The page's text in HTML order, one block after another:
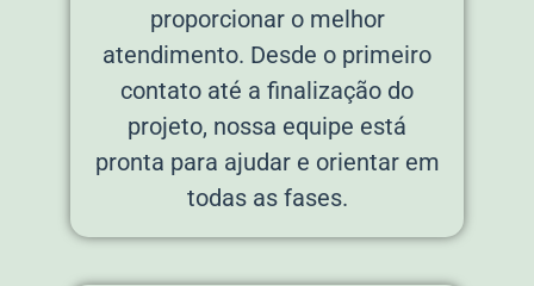
proporcionar o melhor
atendimento. Desde o primeiro
contato até a finalização do
projeto, nossa equipe está
pronta para ajudar e orientar em
todas as fases.